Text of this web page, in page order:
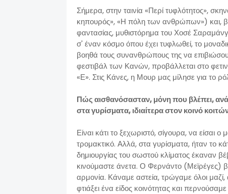
Σήμερα, στην ταινία «Περί τυφλότητος»,
κηπουρός», «Η πόλη των ανθρώπων») και,
φαντασίας, μυθιστόρημα του Χοσέ
σ' έναν κόσμο όπου έχει τυφλωθεί, το
βοηθά τους συνανθρώπους της να
φεστιβάλ των Κανών, προβάλλεται στο
«Ε». Στις Κάνες, η Μουρ μας μίλησε για το
Πώς αισθανόσασταν, μόνη που βλέπει,
στα γυρίσματα, ιδιαίτερα στον κοινό
Είναι κάτι το ξεχωριστό, σίγουρα, να είσαι ο
τρομακτικό. Αλλά, στα γυρίσματα, ήταν το
δημιουργίας του σωστού κλίματος έκαναν
κινούμαστε άνετα. Ο Φερνάντο (Μεϊρέγες)
αρμονία. Κάναμε αστεία, τρώγαμε όλοι
φτιάξει ένα είδος κοινότητας και